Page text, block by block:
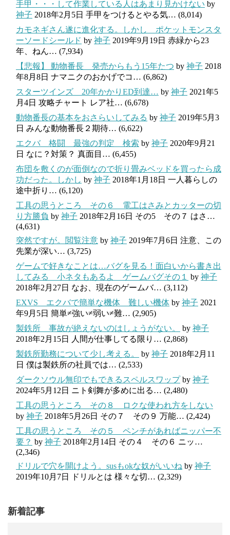
手甲・・・して作業している人はあまり見かけない by
神子 2018年2月5日 手甲をつけるとやる気… (8,014)
カモネギさん遂に進化する。しかし ポケットモンスタ
ーソードシールド by 神子 2019年9月19日 赤緑から23
年、ねん… (7,934)
【悲報】 動物番長 発売からもう15年たつ by 神子 2018
年8月8日 ナマニクのおかげでコ… (6,862)
スターツインズ 20年かかりED到達… by 神子 2021年5
月4日 攻略チャート レア社… (6,678)
動物番長の基本をおさらいしてみる by 神子 2019年5月3
日 みんな動物番長２期待… (6,622)
エクバ 格闘 最強の判定 検索 by 神子 2020年9月21
日 なに？対策？ 真面目… (6,455)
布団を敷くのが面倒なので折り畳みベッドを買ったら成
功だった。しかし by 神子 2018年1月18日 一人暮らしの
途中折り… (6,120)
工具の思うところ その６ 電工はさみとカッターの切
り方勝負 by 神子 2018年2月16日 その5 その７ はさ…
(4,631)
突然ですが。閲覧注意 by 神子 2019年7月6日 注意、この
先業が深い… (3,725)
ゲームで好きなことは…バグを見る！面白いから書き出
してみる 小ネタもあるよ ゲームバグその１
by 神子
2018年2月27日 なお、現在のゲームバ… (3,112)
EXVS エクバで簡単な機体 難しい機体 by 神子 2021
年9月5日 簡単≠強い≠弱い≠難… (2,905)
製鉄所 事故が絶えないのはしょうがない。
by 神子
2018年2月15日
人間が仕事してる限り… (2,868)
製鉄所勤務について少し考える。
by 神子 2018年2月11
日 僕は製鉄所の社員では… (2,533)
ダークソウル無印でもできるスペルスワップby 神子
2024年5月12日 ニト剣舞が多めに出る… (2,480)
工具の思うところ その８ ロクな使われ方をしない
by 神子 2018年5月26日 その７ その９ 万能… (2,424)
工具の思うところ その５ ペンチがあればニッパー不
要？ by 神子 2018年2月14日 その４ その６ ニッ…
(2,346)
ドリルで穴を開けよう。susもokな奴がいいね by 神子
2019年10月7日
ドリルとは 様々な切… (2,329)
新着記事